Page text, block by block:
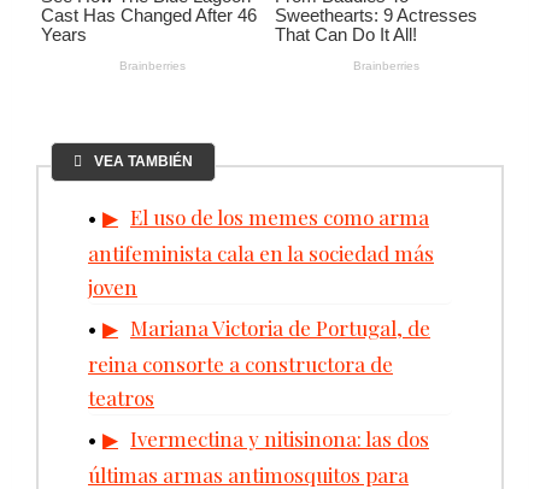
VEA TAMBIÉN
El uso de los memes como arma
antifeminista cala en la sociedad más
joven
Mariana Victoria de Portugal, de
reina consorte a constructora de
teatros
Ivermectina y nitisinona: las dos
últimas armas antimosquitos para